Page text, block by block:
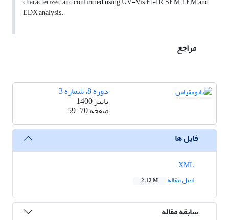
EDX analysis.
مراجع
دوره 8، شماره 3
پاییز 1400
صفحه59-70
فایل ها
اصل مقاله
2.12 M
سابقه مقاله